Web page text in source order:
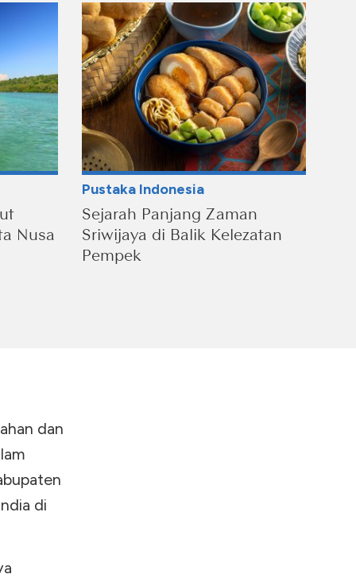
Nusa
Pustaka Indonesia
Sejarah Panjang Zaman
Sriwijaya di Balik Kelezatan
Pempek
dan
di